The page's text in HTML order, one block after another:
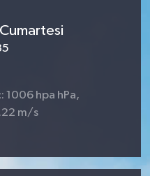
1006 hpa hPa,
m/s